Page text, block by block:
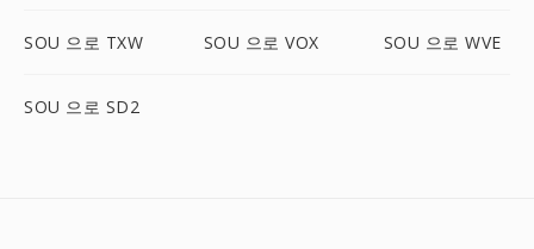
SOU 으로 TXW SOU 으로 VOX SOU 으로 WVE
SOU 으로 SD2